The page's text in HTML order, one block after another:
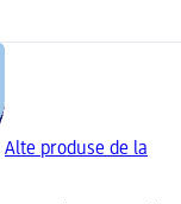
Alte produse de la